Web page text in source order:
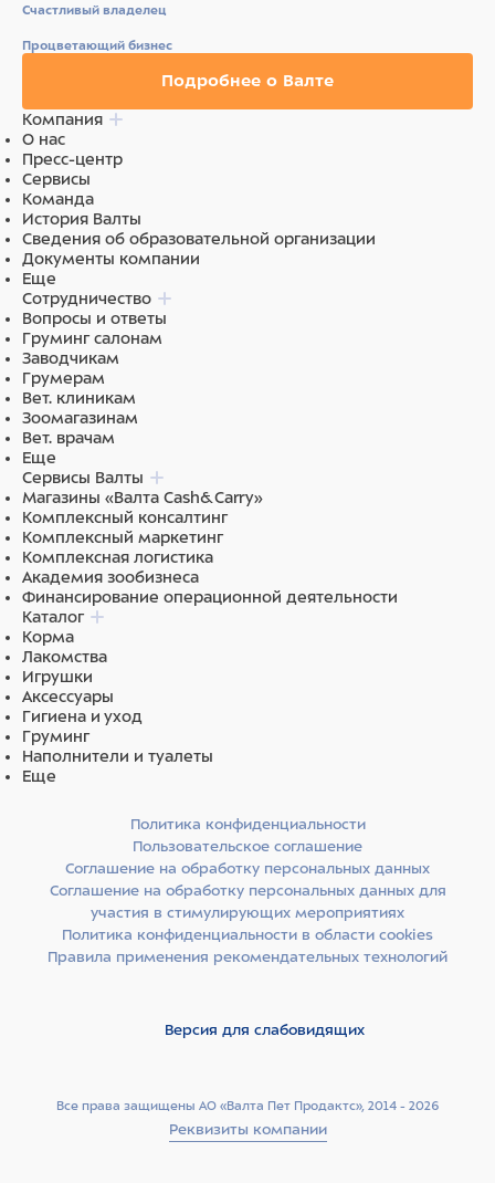
Счастливый владелец
Процветающий бизнес
Подробнее о Валте
Компания
О нас
Пресс-центр
Сервисы
Команда
История Валты
Сведения об образовательной организации
Документы компании
Еще
Сотрудничество
Вопросы и ответы
Груминг салонам
Заводчикам
Грумерам
Вет. клиникам
Зоомагазинам
Вет. врачам
Еще
Сервисы Валты
Магазины «Валта Cash&Carry»
Комплексный консалтинг
Комплексный маркетинг
Комплексная логистика
Академия зообизнеса
Финансирование операционной деятельности
Каталог
Корма
Лакомства
Игрушки
Аксессуары
Гигиена и уход
Груминг
Наполнители и туалеты
Еще
Все права защищены АО «Валта Пет Продактс», 2014 - 2026
Реквизиты компании
Политика конфиденциальности
Пользовательское соглашение
Соглашение на обработку персональных данных
Соглашение на обработку персональных данных для
участия в стимулирующих мероприятиях
Политика конфиденциальности в области cookies
Правила применения рекомендательных технологий
Версия для слабовидящих